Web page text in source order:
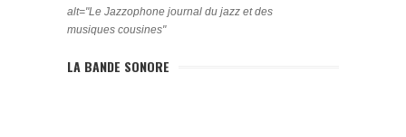
alt="Le Jazzophone journal du jazz et des
musiques cousines"
LA BANDE SONORE